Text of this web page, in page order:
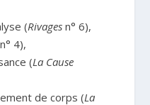
(Rivages n° 6),
n° 4),
(La Cause
de corps (La